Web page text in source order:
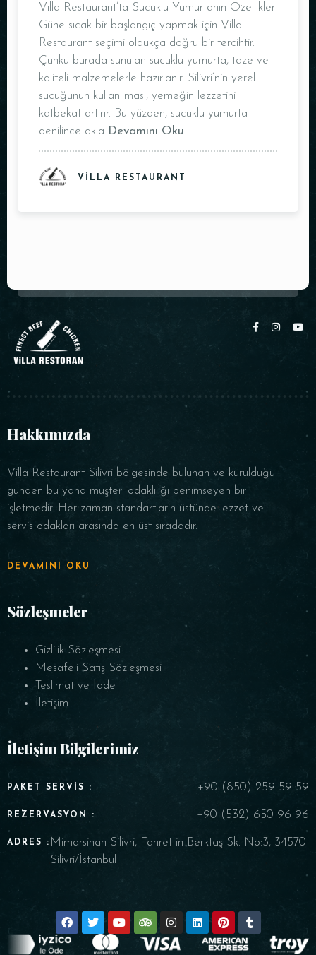
Villa Restaurant’ta Sucuklu Yumurtanın Özellikleri
Güne sıcak bir başlangıç yapmak için Villa
Restaurant seçimi oldukça doğru bir tercihtir.
Çünkü burada sunulan sucuklu yumurta, taze ve
kaliteli malzemelerle hazırlanır. Silivri’nin yerel
sucuğunun kullanılması, yemeğin lezzetini
katbekat artırır. Bu yüzden, sucuklu yumurta
denilince akla Devamını Oku
VILLA RESTAURANT
Hakkımızda
Villa Restaurant Silivri bölgesinde bulunan ve kurulduğu
günden bu yana müşteri odaklılığı benimseyen bir
işletmedir. Her zaman standartların üstünde lezzet ve
servis odakları arasında en üst sıradadır.
DEVAMINI OKU
Sözleşmeler
Gizlilik Sözleşmesi
Mesafeli Satış Sözleşmesi
Teslimat ve İade
İletişim
İletişim Bilgilerimiz
PAKET SERVIS : +90 (850) 259 59 59
REZERVASYON : +90 (532) 650 96 96
ADRES : Mimarsinan Silivri, Fahrettin Berktaş Sk. No:3, 34570
Silivri/İstanbul